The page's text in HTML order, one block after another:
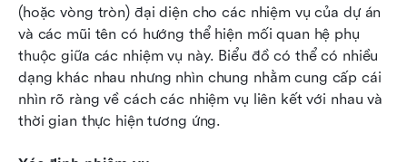
(hoặc vòng tròn) đại diện cho các nhiệm vụ của dự án
và các mũi tên có hướng thể hiện mối quan hệ phụ
thuộc giữa các nhiệm vụ này. Biểu đồ có thể có nhiều
dạng khác nhau nhưng nhìn chung nhằm cung cấp cái
nhìn rõ ràng về cách các nhiệm vụ liên kết với nhau và
thời gian thực hiện tương ứng.